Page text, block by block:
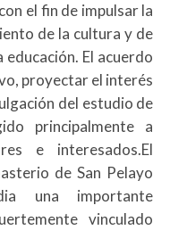
el fin de impulsar la
de la cultura y de
El acuerdo
proyectar el interés
del estudio de
principalmente a
e interesados.El
de San Pelayo
una importante
vinculado